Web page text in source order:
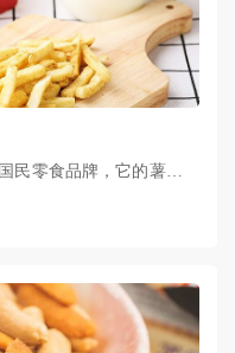
民零食品牌，它的薯片薯
、羽田、关西等国际机